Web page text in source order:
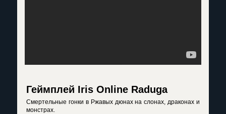
Геймплей Iris Online Raduga
Смертельные гонки в Ржавых дюнах на слонах, драконах и
монстрах.